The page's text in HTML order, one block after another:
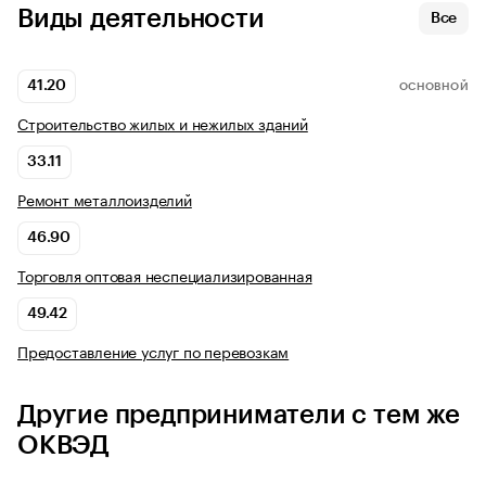
Виды деятельности Все
41.20 ОСНОВНОЙ
Строительство жилых и нежилых зданий
33.11
Ремонт металлоизделий
46.90
Торговля оптовая неспециализированная
49.42
Предоставление услуг по перевозкам
Другие предприниматели с тем же
ОКВЭД